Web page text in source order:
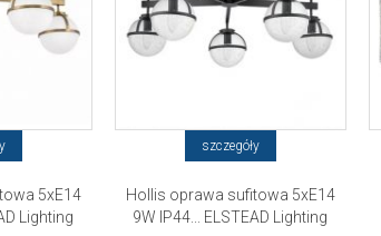
5xE14
Lighting
szczegóły
Hollis oprawa sufitowa 5xE14
9W IP44... ELSTEAD Lighting